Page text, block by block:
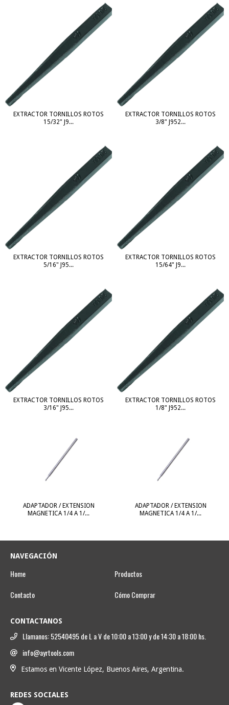
EXTRACTOR TORNILLOS ROTOS
15/32" J9...
EXTRACTOR TORNILLOS ROTOS
3/8" J952...
EXTRACTOR TORNILLOS ROTOS
5/16" J95...
EXTRACTOR TORNILLOS ROTOS
15/64" J9...
EXTRACTOR TORNILLOS ROTOS
3/16" J95...
EXTRACTOR TORNILLOS ROTOS
1/8" J952...
ADAPTADOR / EXTENSION
MAGNETICA 1/4 A 1/...
ADAPTADOR / EXTENSION
MAGNETICA 1/4 A 1/...
NAVEGACIÓN
Home
Productos
Contacto
Cómo Comprar
CONTACTANOS
Llamanos: 52540495 de L a V de 10:00 a 13:00 y de 14:30 a 18:00 hs.
info@ayrtools.com
Estamos en Vicente López, Buenos Aires, Argentina.
REDES SOCIALES